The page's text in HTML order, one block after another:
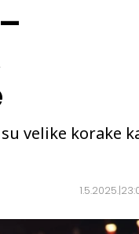
1.5.2025.
velike korake